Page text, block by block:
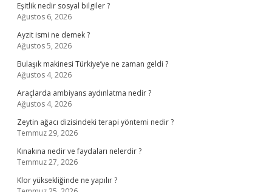
Eşitlik nedir sosyal bilgiler ?
Ağustos 6, 2026
Ayzit ismi ne demek ?
Ağustos 5, 2026
Bulaşık makinesi Türkiye’ye ne zaman geldi ?
Ağustos 4, 2026
Araçlarda ambiyans aydınlatma nedir ?
Ağustos 4, 2026
Zeytin ağacı dizisindeki terapi yöntemi nedir ?
Temmuz 29, 2026
Kınakına nedir ve faydaları nelerdir ?
Temmuz 27, 2026
Klor yüksekliğinde ne yapılır ?